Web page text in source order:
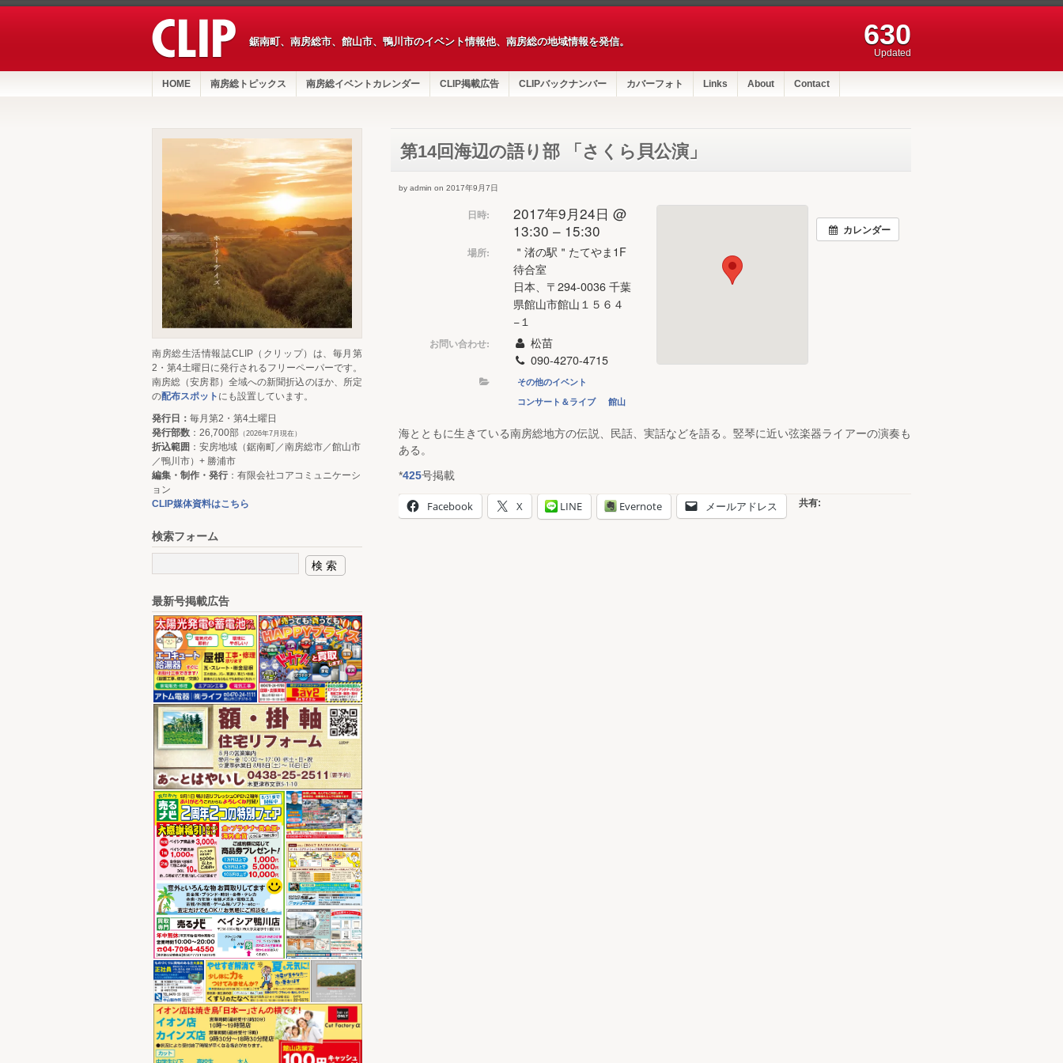
鋸南町、南房総市、館山市、鴨川市のイベント情報他、南房総の地域情報を発信。 630
Updated
HOME 南房総トピックス 南房総イベントカレンダー CLIP掲載広告 CLIPバックナンバー カバーフォト Links About Contact
第14回海辺の語り部 「さくら貝公演」
by admin on 2017年9月7日
カレンダー
日時:
2017年9月24日 @
13:30 – 15:30
場所:
＂渚の駅＂たてやま1F
待合室
日本、〒294-0036 千葉
県館山市館山１５６４
−１
お問い合わせ:
松苗
090-4270-4715
その他のイベント
コンサート＆ライブ
館山
海とともに生きている南房総地方の伝説、民話、実話などを語る。竪琴に近い弦楽器ライアーの演奏も
ある。
*425号掲載
共有:
Facebook X LINE Evernote メールアドレス
南房総生活情報誌CLIP（クリップ）は、毎月第
2・第4土曜日に発行されるフリーペーパーです。
南房総（安房郡）全域への新聞折込のほか、所定
の配布スポット にも設置しています。
発行日： 毎月第2・第4土曜日
発行部数 ：26,700部 （2026年7月現在）
折込範囲 ：安房地域（鋸南町／南房総市／館山市
／鴨川市）+ 勝浦市
編集・制作・発行：有限会社コアコミュニケーシ
ョン
CLIP媒体資料はこちら
検索フォーム
最新号掲載広告